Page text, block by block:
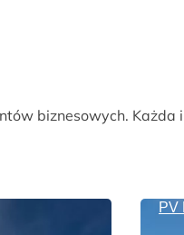
biznesowych.
PV